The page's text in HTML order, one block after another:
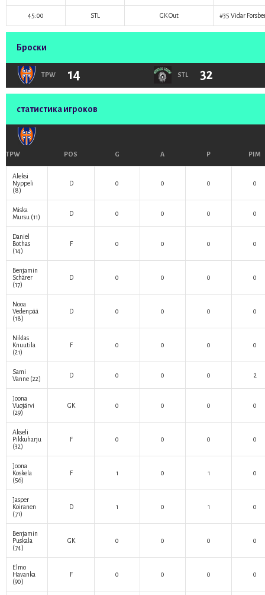
45:00 STL GK Out #35 Vidar
Броски
TPW 14 STL 32
статистика игроков
TPW POS G A P PIM
Aleksi
Nyppeli
(8)
D 0 0 0 0
Miska
Mursu (11) D 0 0 0 0
Daniel
Bothas
(14)
F 0 0 0 0
Benjamin
Schärer
(17)
D 0 0 0 0
Nooa
Vedenpää
(18)
D 0 0 0 0
Niklas
Knuutila
(21)
F 0 0 0 0
Sami
Vanne (22) D 0 0 0 2
Joona
Vuojärvi
(29)
GK 0 0 0 0
Akseli
Pikkuharju
(32)
F 0 0 0 0
Joona
Koskela
(56)
F 1 0 1 0
Jasper
Koiranen
(71)
D 1 0 1 0
Benjamin
Puskala
(74)
GK 0 0 0 0
Elmo
Havanka
(90)
F 0 0 0 0